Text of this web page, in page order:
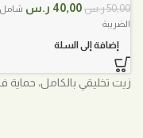
50,00ر.س السعر
50,00 ر.س.
40,00 ر.س السعر
شامل
الضريبة
إضافة إلى السلة
زيت تخليقي بالكامل، حماية